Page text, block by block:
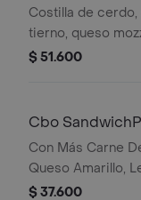
Costilla
Costilla de cerdo,
tierno, queso
salsa Qbano,
$ 51.600
Cbo
Con Más Carne
Queso Amarillo,
Pimentón, Apio,
$ 37.600